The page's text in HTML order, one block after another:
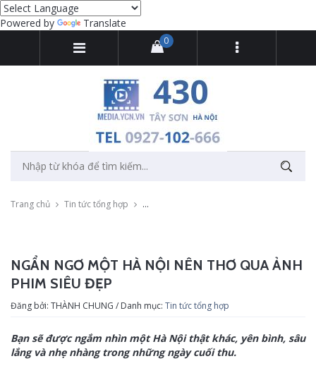
Powered by Translate
0
Trang chủ Tin tức tổng hợp Ngẩn ngơ một Hà Nội nên thơ qua ảnh
NGẨN NGƠ MỘT HÀ NỘI NÊN THƠ QUA ẢNH
PHIM SIÊU ĐẸP
Đăng bởi: THÀNH CHUNG / Danh mục: Tin tức tổng hợp
Bạn sẽ được ngắm nhìn một Hà Nội thật khác, yên bình, sâu
lắng và nhẹ nhàng trong những ngày cuối thu.